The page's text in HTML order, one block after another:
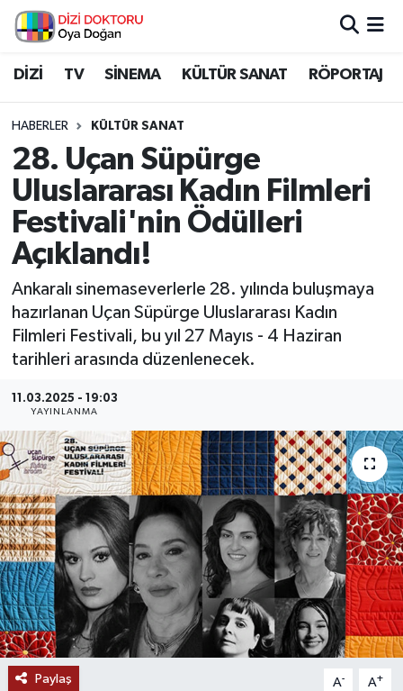
DİZİ TV SİNEMA KÜLTÜR SANAT RÖPORTAJ
HABERLER KÜLTÜR SANAT
28. Uçan Süpürge
Uluslararası Kadın Filmleri
Festivali'nin Ödülleri
Açıklandı!
Ankaralı sinemaseverlerle 28. yılında buluşmaya
hazırlanan Uçan Süpürge Uluslararası Kadın
Filmleri Festivali, bu yıl 27 Mayıs - 4 Haziran
tarihleri arasında düzenlenecek.
11.03.2025 - 19:03
YAYINLANMA
Paylaş A- A+
İstanbul Nöbetçi Eczaneler
İstanbul Namaz Vakitleri
İstanbul Trafik Yoğunluk Haritası
Süper Lig Puan Durumu ve Fikstür
Tüm Manşetler
Son Dakika Haberleri
Haber Arşivi